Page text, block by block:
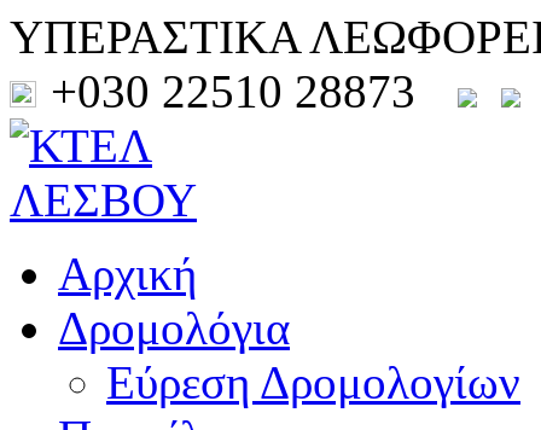
ΥΠΕΡΑΣΤΙΚΑ
+030 22510 28873
Αρχική
Δρομολόγια
Εύρεση Δρομολογίων